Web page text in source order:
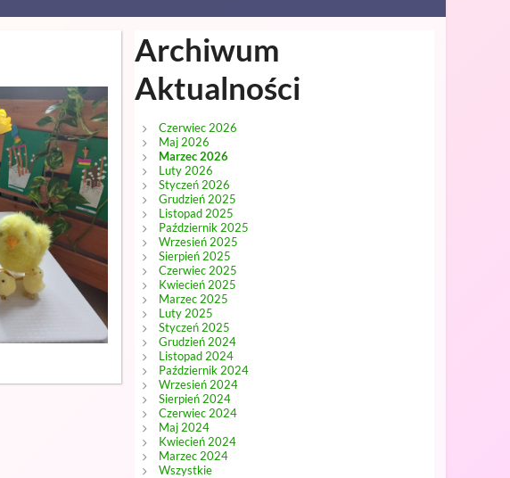
Archiwum
Aktualności
Czerwiec 2026
Maj 2026
Marzec 2026
Luty 2026
Styczeń 2026
Grudzień 2025
Listopad 2025
Październik 2025
Wrzesień 2025
Sierpień 2025
Czerwiec 2025
Kwiecień 2025
Marzec 2025
Luty 2025
Styczeń 2025
Grudzień 2024
Listopad 2024
Październik 2024
Wrzesień 2024
Sierpień 2024
Czerwiec 2024
Maj 2024
Kwiecień 2024
Marzec 2024
Wszystkie